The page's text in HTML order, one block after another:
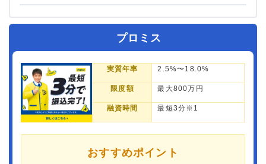
プロミス
実質年率 2.5%〜18.0%
限度額 最大800万円
融資時間 最短3分※1
おすすめポイント